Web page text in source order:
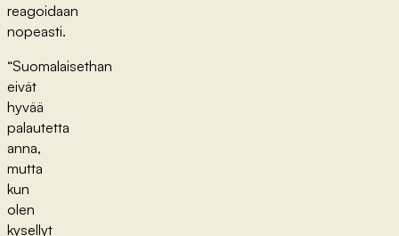
reagoidaan
nopeasti.
“Suomalaisethan
eivät
hyvää
palautetta
anna,
mutta
kun
olen
kysellyt